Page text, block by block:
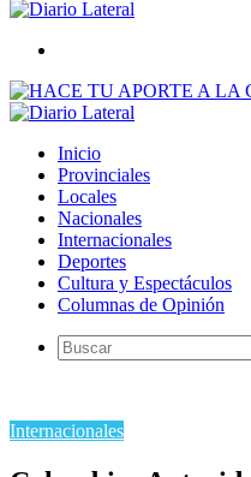
Inicio
Provinciales
Locales
Nacionales
Internacionales
Deportes
Cultura y Espectáculos
Columnas de Opinión
Internacionales